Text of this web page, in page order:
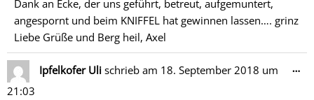
Dank an Ecke, der uns geführt, betreut, aufgemuntert,
angespornt und beim KNIFFEL hat gewinnen lassen…. grinz
Liebe Grüße und Berg heil, Axel
Ipfelkofer Uli schrieb am 18. September 2018 um
21:03
…